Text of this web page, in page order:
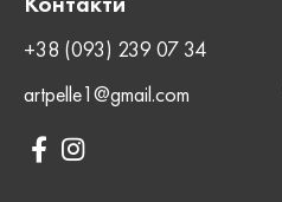
ШОВ
ЗАСТІБКА
+38 (093) 239 07 34
artpelle1@gmail.com